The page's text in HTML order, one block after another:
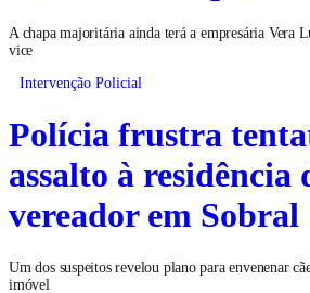
A chapa majoritária ainda terá a empresária Vera
vice
Intervenção Policial
Polícia frustra
assalto à residência
vereador em Sobral
Um dos suspeitos revelou plano para envenenar
imóvel